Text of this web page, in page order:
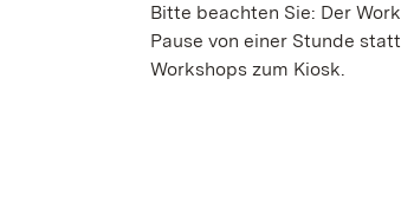
Bitte beachten Sie: Der
Pause von einer Stunde
Workshops zum Kiosk.